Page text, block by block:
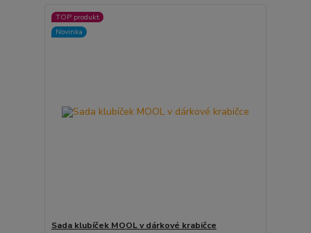
TOP produkt
Novinka
Sada klubíček MOOL v dárkové krabičce